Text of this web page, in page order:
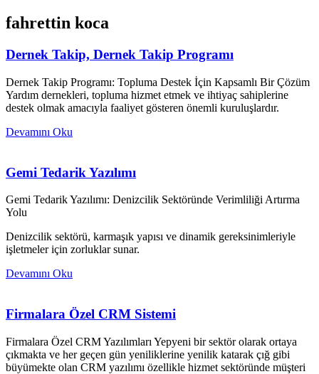
fahrettin koca
Dernek Takip, Dernek Takip Programı
Dernek Takip Programı: Topluma Destek İçin Kapsamlı Bir Çözüm
Yardım dernekleri, topluma hizmet etmek ve ihtiyaç sahiplerine
destek olmak amacıyla faaliyet gösteren önemli kuruluşlardır.
Devamını Oku
Gemi Tedarik Yazılımı
Gemi Tedarik Yazılımı: Denizcilik Sektöründe Verimliliği Artırma
Yolu
Denizcilik sektörü, karmaşık yapısı ve dinamik gereksinimleriyle
işletmeler için zorluklar sunar.
Devamını Oku
Firmalara Özel CRM Sistemi
Firmalara Özel CRM Yazılımları Yepyeni bir sektör olarak ortaya
çıkmakta ve her geçen gün yeniliklerine yenilik katarak çığ gibi
büyümekte olan CRM yazılımı özellikle hizmet sektöründe müşteri